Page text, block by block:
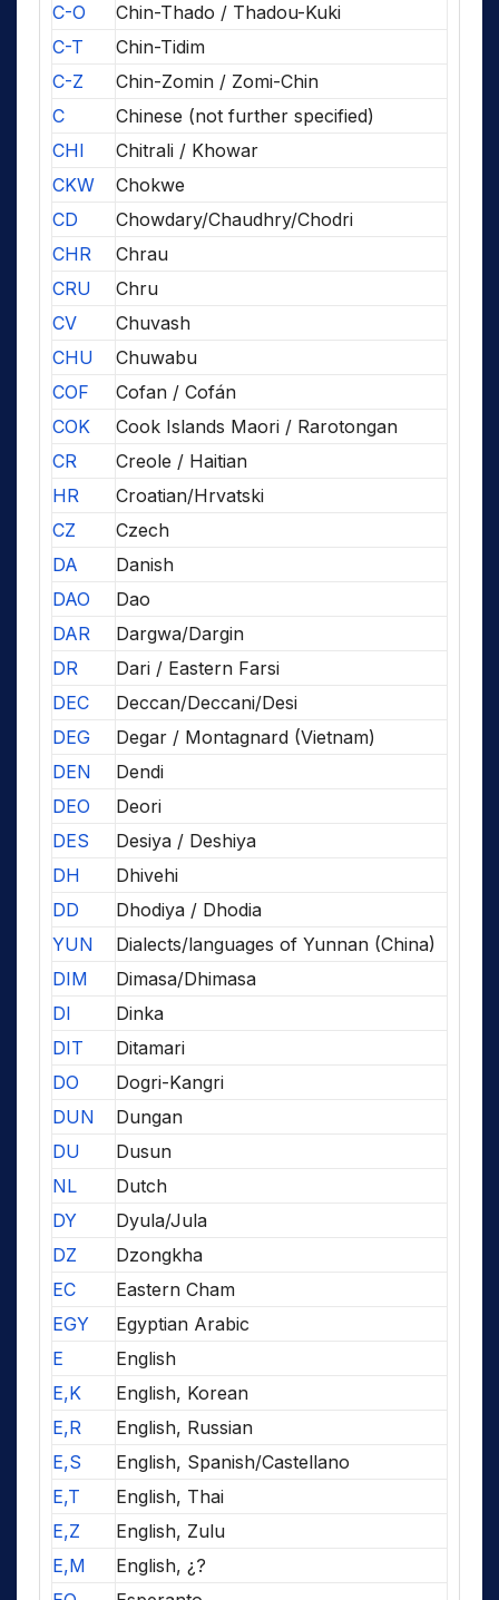
C-O
Chin-Thado / Thadou-Kuki
C-T
Chin-Tidim
C-Z
Chin-Zomin / Zomi-Chin
C
Chinese (not further specified)
CHI
Chitrali / Khowar
CKW
Chokwe
CD
Chowdary/Chaudhry/Chodri
CHR
Chrau
CRU
Chru
CV
Chuvash
CHU
Chuwabu
COF
Cofan / Cofán
COK
Cook Islands Maori / Rarotongan
CR
Creole / Haitian
HR
Croatian/Hrvatski
CZ
Czech
DA
Danish
DAO
Dao
DAR
Dargwa/Dargin
DR
Dari / Eastern Farsi
DEC
Deccan/Deccani/Desi
DEG
Degar / Montagnard (Vietnam)
DEN
Dendi
DEO
Deori
DES
Desiya / Deshiya
DH
Dhivehi
DD
Dhodiya / Dhodia
YUN
Dialects/languages of Yunnan (China)
DIM
Dimasa/Dhimasa
DI
Dinka
DIT
Ditamari
DO
Dogri-Kangri
DUN
Dungan
DU
Dusun
NL
Dutch
DY
Dyula/Jula
DZ
Dzongkha
EC
Eastern Cham
EGY
Egyptian Arabic
E
English
E,K
English, Korean
E,R
English, Russian
E,S
English, Spanish/Castellano
E,T
English, Thai
E,Z
English, Zulu
E,M
English, ¿?